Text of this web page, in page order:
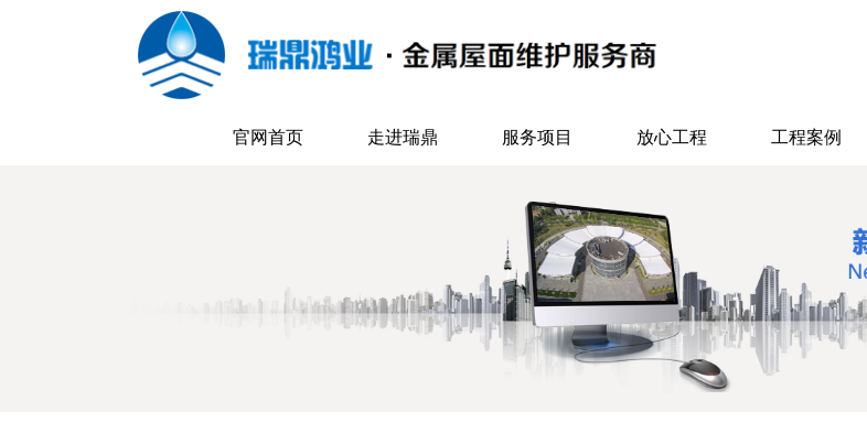
官网首页 走进瑞鼎 服务项目 放心工程 工程案例